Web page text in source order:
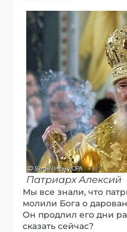
Патриарх Алексий
Мы все знали, что
молили Бога о
Он продлил его дни
сказать сейчас?